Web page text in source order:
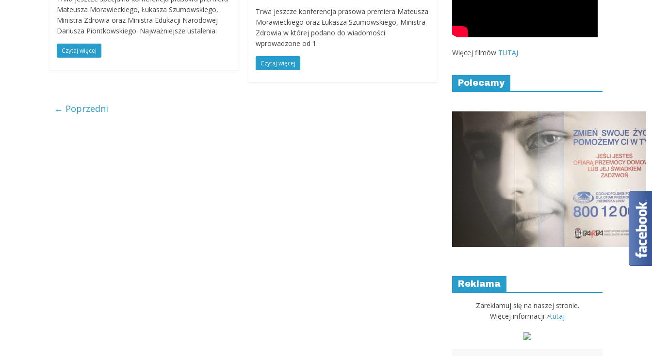
Mateusza Morawieckiego, Łukasza Szumowskiego,
Ministra Zdrowia oraz Ministra Edukacji Narodowej
Dariusza Piontkowskiego. Najważniejsze ustalenia:
Czytaj więcej
Trwa jeszcze konferencja prasowa premiera Mateusza
Morawieckiego oraz Łukasza Szumowskiego, Ministra
Zdrowia w której podano do wiadomości
wprowadzone od 1
Czytaj więcej
← Poprzedni
Więcej filmów TUTAJ
Polecamy
Reklama
Zareklamuj się na naszej stronie.
Więcej informacji >tutaj